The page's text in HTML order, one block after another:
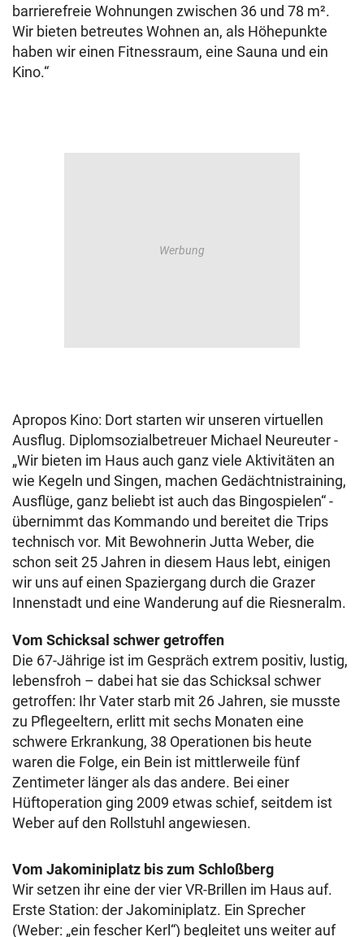
barrierefreie Wohnungen zwischen 36 und 78 m².
Wir bieten betreutes Wohnen an, als Höhepunkte
haben wir einen Fitnessraum, eine Sauna und ein
Kino.“
Apropos Kino: Dort starten wir unseren virtuellen
Ausflug. Diplomsozialbetreuer Michael Neureuter -
„Wir bieten im Haus auch ganz viele Aktivitäten an
wie Kegeln und Singen, machen Gedächtnistraining,
Ausflüge, ganz beliebt ist auch das Bingospielen“ -
übernimmt das Kommando und bereitet die Trips
technisch vor. Mit Bewohnerin Jutta Weber, die
schon seit 25 Jahren in diesem Haus lebt, einigen
wir uns auf einen Spaziergang durch die Grazer
Innenstadt und eine Wanderung auf die Riesneralm.
Vom Schicksal schwer getroffen
Die 67-Jährige ist im Gespräch extrem positiv, lustig,
lebensfroh – dabei hat sie das Schicksal schwer
getroffen: Ihr Vater starb mit 26 Jahren, sie musste
zu Pflegeeltern, erlitt mit sechs Monaten eine
schwere Erkrankung, 38 Operationen bis heute
waren die Folge, ein Bein ist mittlerweile fünf
Zentimeter länger als das andere. Bei einer
Hüftoperation ging 2009 etwas schief, seitdem ist
Weber auf den Rollstuhl angewiesen.
Vom Jakominiplatz bis zum Schloßberg
Wir setzen ihr eine der vier VR-Brillen im Haus auf.
Erste Station: der Jakominiplatz. Ein Sprecher
(Weber: „ein fescher Kerl“) begleitet uns weiter auf